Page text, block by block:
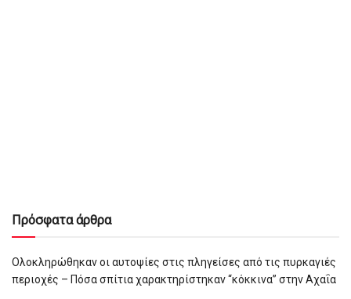
Πρόσφατα άρθρα
Ολοκληρώθηκαν οι αυτοψίες στις πληγείσες από τις πυρκαγιές
περιοχές – Πόσα σπίτια χαρακτηρίστηκαν “κόκκινα” στην Αχαΐα